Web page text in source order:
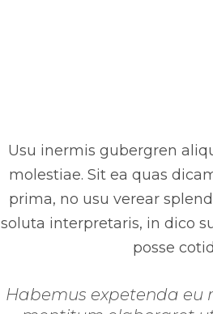
Usu inermis gubergren
molestiae. Sit ea quas
prima, no usu verear
soluta interpretaris, in dico
posse
Habemus expetenda eu